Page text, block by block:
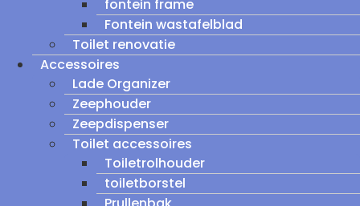
fontein frame
Fontein wastafelblad
Toilet renovatie
Accessoires
Lade Organizer
Zeephouder
Zeepdispenser
Toilet accessoires
Toiletrolhouder
toiletborstel